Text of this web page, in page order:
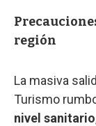
región
La masiva
Turismo
nivel sanitario